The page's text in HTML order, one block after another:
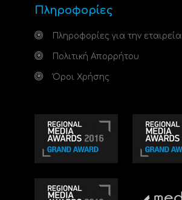
Πληροφορίες
Πληροφορίες για την εταιρεία
Πολιτική Απορρήτου
Όροι Χρήσης